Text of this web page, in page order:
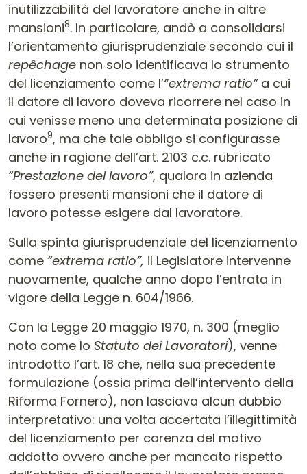
inutilizzabilità del lavoratore anche in altre
mansioni8. In particolare, andò a consolidarsi
l’orientamento giurisprudenziale secondo cui il
repêchage non solo identificava lo strumento
del licenziamento come l’“extrema ratio”a cui
il datore di lavoro doveva ricorrere nel caso in
cui venisse meno una determinata posizione di
lavoro9, ma che tale obbligo si configurasse
anche in ragione dell’art. 2103 c.c. rubricato
“Prestazione del lavoro”, qualora in azienda
fossero presenti mansioni che il datore di
lavoro potesse esigere dal lavoratore.
Sulla spinta giurisprudenziale del licenziamento
come “extrema ratio”, il Legislatore intervenne
nuovamente, qualche anno dopo l’entrata in
vigore della Legge n. 604/1966.
Con la Legge 20 maggio 1970, n. 300 (meglio
noto come lo Statuto dei Lavoratori), venne
introdotto l’art. 18 che, nella sua precedente
formulazione (ossia prima dell’intervento della
Riforma Fornero), non lasciava alcun dubbio
interpretativo: una volta accertata l’illegittimità
del licenziamento per carenza del motivo
addotto ovvero anche per mancato rispetto